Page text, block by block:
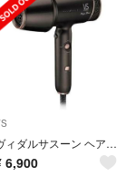
ヴィダルサスーン ヘアドライヤー 遠赤外線 マジックシャイン ブラック
6,900